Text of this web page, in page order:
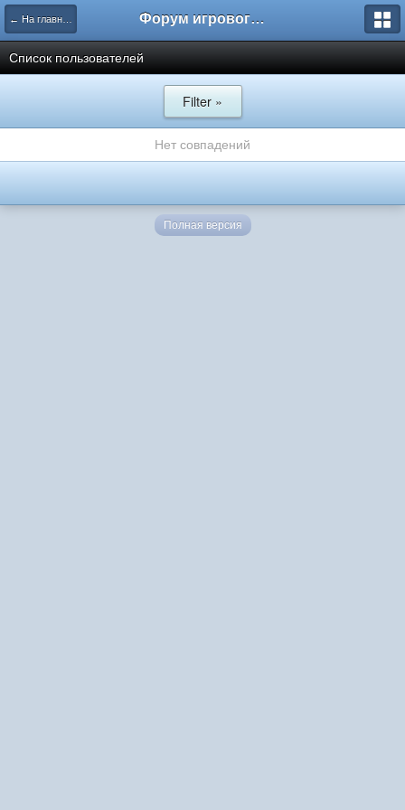
← На главную Форум игрового проекта Riverrise
Список пользователей
Filter »
Нет совпадений
Полная версия